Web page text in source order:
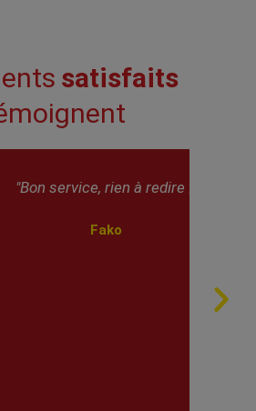
satisfaits
service, rien à redire !"